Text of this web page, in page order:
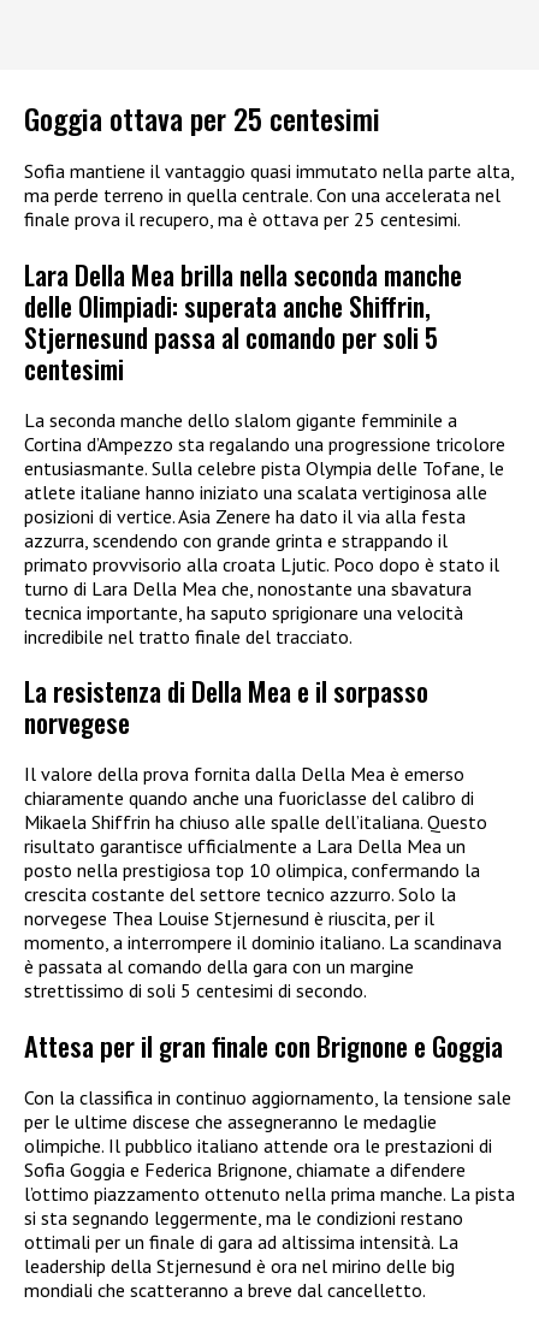
Goggia ottava per 25 centesimi
Sofia mantiene il vantaggio quasi immutato nella parte alta,
ma perde terreno in quella centrale. Con una accelerata nel
finale prova il recupero, ma è ottava per 25 centesimi.
Lara Della Mea brilla nella seconda manche
delle Olimpiadi: superata anche Shiffrin,
Stjernesund passa al comando per soli 5
centesimi
La seconda manche dello slalom gigante femminile a
Cortina d’Ampezzo sta regalando una progressione tricolore
entusiasmante. Sulla celebre pista Olympia delle Tofane, le
atlete italiane hanno iniziato una scalata vertiginosa alle
posizioni di vertice. Asia Zenere ha dato il via alla festa
azzurra, scendendo con grande grinta e strappando il
primato provvisorio alla croata Ljutic. Poco dopo è stato il
turno di Lara Della Mea che, nonostante una sbavatura
tecnica importante, ha saputo sprigionare una velocità
incredibile nel tratto finale del tracciato.
La resistenza di Della Mea e il sorpasso
norvegese
Il valore della prova fornita dalla Della Mea è emerso
chiaramente quando anche una fuoriclasse del calibro di
Mikaela Shiffrin ha chiuso alle spalle dell’italiana. Questo
risultato garantisce ufficialmente a Lara Della Mea un
posto nella prestigiosa top 10 olimpica, confermando la
crescita costante del settore tecnico azzurro. Solo la
norvegese Thea Louise Stjernesund è riuscita, per il
momento, a interrompere il dominio italiano. La scandinava
è passata al comando della gara con un margine
strettissimo di soli 5 centesimi di secondo.
Attesa per il gran finale con Brignone e Goggia
Con la classifica in continuo aggiornamento, la tensione sale
per le ultime discese che assegneranno le medaglie
olimpiche. Il pubblico italiano attende ora le prestazioni di
Sofia Goggia e Federica Brignone, chiamate a difendere
l’ottimo piazzamento ottenuto nella prima manche. La pista
si sta segnando leggermente, ma le condizioni restano
ottimali per un finale di gara ad altissima intensità. La
leadership della Stjernesund è ora nel mirino delle big
mondiali che scatteranno a breve dal cancelletto.